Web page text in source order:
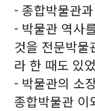
- 종합박물관
- 박물관 역사
것을 전문박물
라 한 때도 있
- 박물관의 소
종합박물관 이